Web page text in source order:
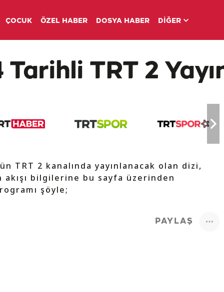
ÇOCUK ÖZEL HABER DOSYA HABER DİĞER
TRT 2
TRT 2 kanalında yayınlanacak olan dizi,
bilgilerine bu sayfa üzerinden
şöyle;
PAYLAŞ